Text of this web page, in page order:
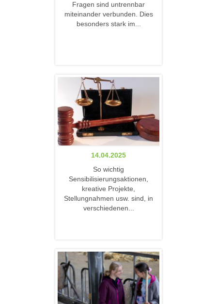
Fragen sind untrennbar
miteinander verbunden. Dies
besonders stark im...
14.04.2025
So wichtig
Sensibilisierungsaktionen,
kreative Projekte,
Stellungnahmen usw. sind, in
verschiedenen...